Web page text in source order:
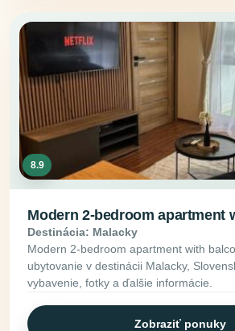
8.9
Modern 2-bedroom apartment
Destinácia: Malacky
Modern 2-bedroom apartment with
ubytovanie v destinácii Malacky,
vybavenie, fotky a ďalšie informácie.
Zobraziť ponuky